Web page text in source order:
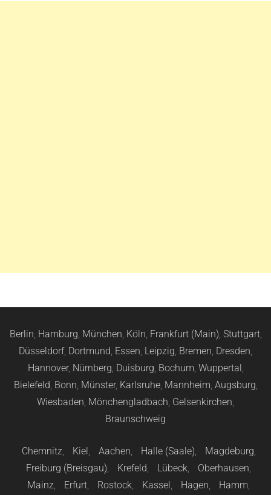
Berlin, Hamburg, München, Köln, Frankfurt (Main), Stuttgart,
Düsseldorf, Dortmund, Essen, Leipzig, Bremen, Dresden,
Hannover, Nürnberg, Duisburg, Bochum, Wuppertal,
Bielefeld, Bonn, Münster, Karlsruhe, Mannheim, Augsburg,
Wiesbaden, Mönchengladbach, Gelsenkirchen,
Braunschweig
Chemnitz, Kiel, Aachen, Halle (Saale), Magdeburg,
Freiburg (Breisgau), Krefeld, Lübeck, Oberhausen,
Mainz, Erfurt, Rostock, Kassel, Hagen, Hamm,